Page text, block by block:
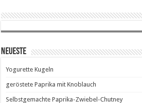
Neueste
Yogurette Kugeln
geröstete Paprika mit Knoblauch
Selbstgemachte Paprika-Zwiebel-Chutney